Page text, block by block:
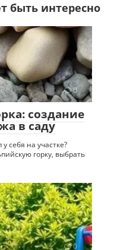
быть интересно
0
создание
в саду
себя на участке?
горку, выбрать
0